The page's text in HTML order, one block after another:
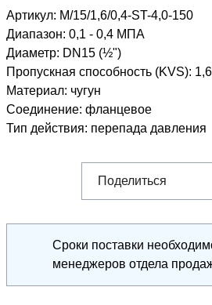
Артикул: M/15/1,6/0,4-ST-4,0-150
Диапазон: 0,1 - 0,4 МПА
Диаметр: DN15 (½")
Пропускная способность (KVS): 1,6
Материал: чугун
Соединение: фланцевое
Тип действия: перепада давления
Поделиться
Сроки поставки
менеджеров отдела